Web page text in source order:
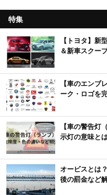
特集
【トヨタ】新
＆新車スクー
【車のエンブ
ーク・ロゴを
【車の警告灯
示灯の意味と
オービスとは
後の罰金など